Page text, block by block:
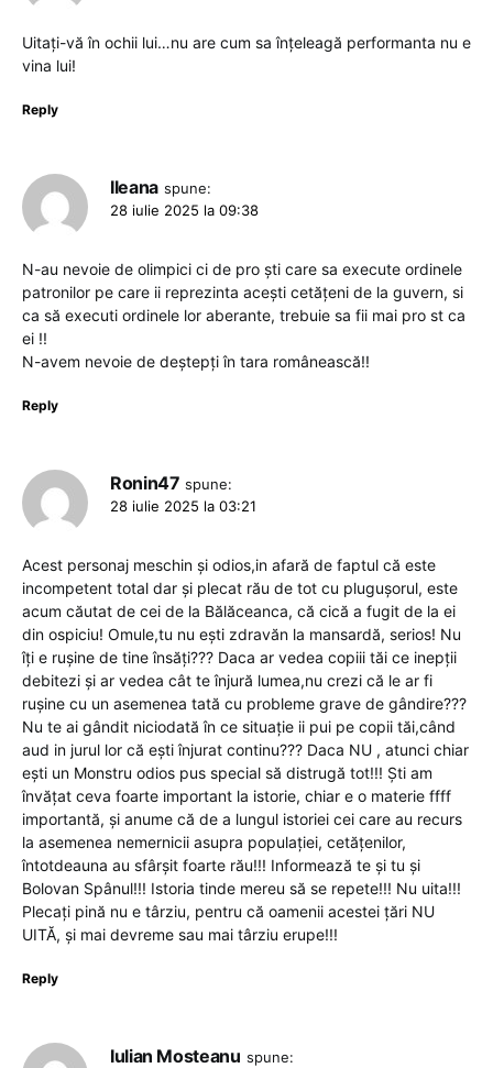
Uitați-vă în ochii lui…nu are cum sa înțeleagă performanta nu e
vina lui!
Reply
Ileana spune:
28 iulie 2025 la 09:38
N-au nevoie de olimpici ci de pro ști care sa execute ordinele
patronilor pe care ii reprezinta acești cetățeni de la guvern, si
ca să executi ordinele lor aberante, trebuie sa fii mai pro st ca
ei !!
N-avem nevoie de deștepți în tara românească!!
Reply
Ronin47 spune:
28 iulie 2025 la 03:21
Acest personaj meschin și odios,in afară de faptul că este
incompetent total dar și plecat rău de tot cu plugușorul, este
acum căutat de cei de la Bălăceanca, că cică a fugit de la ei
din ospiciu! Omule,tu nu ești zdravăn la mansardă, serios! Nu
îți e rușine de tine însăți??? Daca ar vedea copiii tăi ce inepții
debitezi și ar vedea cât te înjură lumea,nu crezi că le ar fi
rușine cu un asemenea tată cu probleme grave de gândire???
Nu te ai gândit niciodată în ce situație ii pui pe copii tăi,când
aud in jurul lor că ești înjurat continu??? Daca NU , atunci chiar
ești un Monstru odios pus special să distrugă tot!!! Ști am
învățat ceva foarte important la istorie, chiar e o materie ffff
importantă, și anume că de a lungul istoriei cei care au recurs
la asemenea nemernicii asupra populației, cetățenilor,
întotdeauna au sfârșit foarte rău!!! Informează te și tu și
Bolovan Spânul!!! Istoria tinde mereu să se repete!!! Nu uita!!!
Plecați pină nu e târziu, pentru că oamenii acestei țări NU
UITĂ, și mai devreme sau mai târziu erupe!!!
Reply
Iulian Mosteanu spune: